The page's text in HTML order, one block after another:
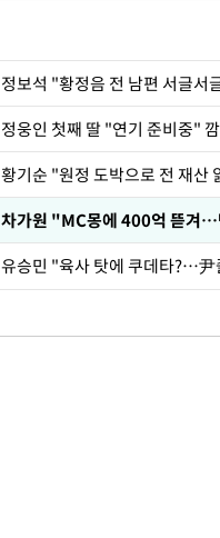
정웅인 첫째 딸 "연기 준비중"
황기순 "원정 도박으로 전 재산